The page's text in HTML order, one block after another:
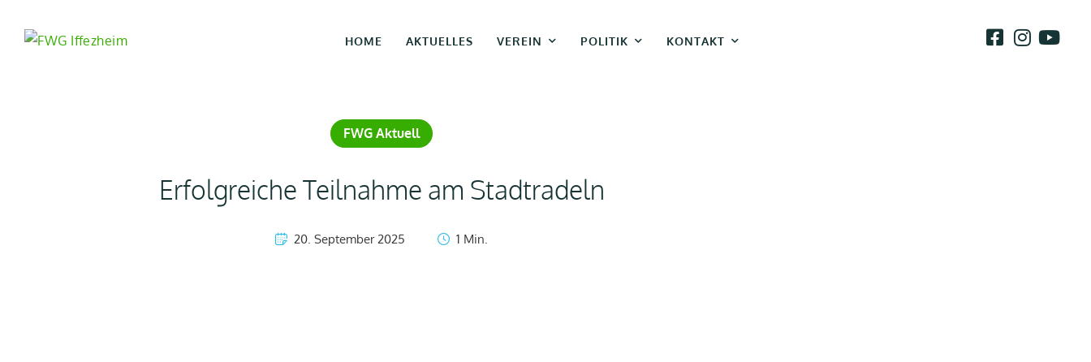
HOME AKTUELLES VEREIN POLITIK KONTAKT
FWG Aktuell
Erfolgreiche Teilnahme am Stadtradeln
20. September 2025 1 Min.